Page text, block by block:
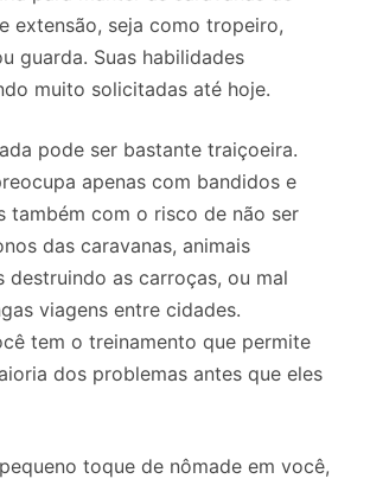
extensão, seja como tropeiro,
guarda. Suas habilidades
muito solicitadas até hoje.
pode ser bastante traiçoeira.
apenas com bandidos e
também com o risco de não ser
das caravanas, animais
destruindo as carroças, ou mal
viagens entre cidades.
tem o treinamento que permite
dos problemas antes que eles
toque de nômade em você,